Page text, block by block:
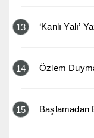
13 ‘Kanlı Yalı’
14 Özlem
15 Başlamadan